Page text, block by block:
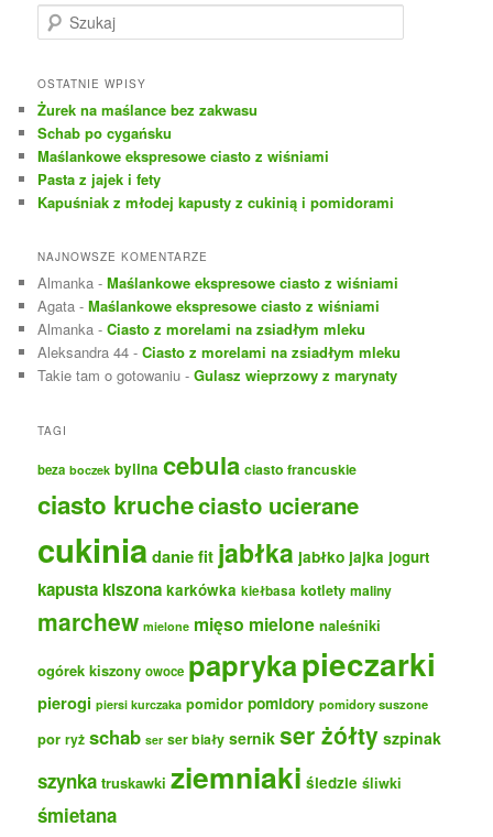
z
k
a
j
OSTATNIE WPISY
Żurek na maślance bez zakwasu
Schab po cygańsku
Maślankowe ekspresowe ciasto z wiśniami
Pasta z jajek i fety
Kapuśniak z młodej kapusty z cukinią i pomidorami
NAJNOWSZE KOMENTARZE
Almanka -Maślankowe ekspresowe ciasto z wiśniami
Agata -Maślankowe ekspresowe ciasto z wiśniami
Almanka -Ciasto z morelami na zsiadłym mleku
Aleksandra 44 -Ciasto z morelami na zsiadłym mleku
Takie tam o gotowaniu -Gulasz wieprzowy z marynaty
TAGI
beza boczek bylina cebula ciasto francuskie
ciasto krucheciasto ucierane
cukiniadanie fit jabłka jabłko jajka jogurt
kapusta kiszona karkówka kiełbasa kotlety maliny
marchew mielone mięso mielone naleśniki
ogórek kiszony owoce paprykapieczarki
pierogi piersi kurczaka pomidor pomidory pomidory suszone
por ryż schab ser ser biały sernik ser żółty szpinak
szynka truskawki ziemniaki śledzie śliwki
śmietana